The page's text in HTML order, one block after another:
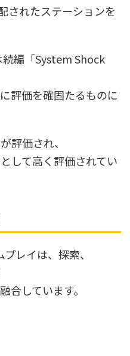
されたステーションを
編「System Shock
評価を確固たるものに
評価され、
して高く評価されてい
レイは、探索、
合しています。